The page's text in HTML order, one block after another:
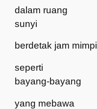
dalam ruang
sunyi
berdetak jam mimpi
seperti
bayang-bayang
yang mebawa